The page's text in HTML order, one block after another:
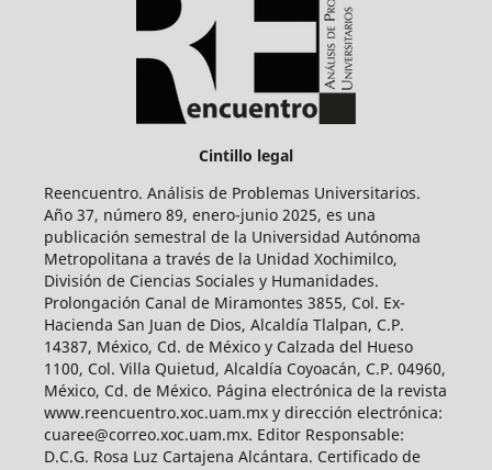
Cintillo legal
Reencuentro. Análisis de Problemas Universitarios.
Año 37, número 89, enero-junio 2025, es una
publicación semestral de la Universidad Autónoma
Metropolitana a través de la Unidad Xochimilco,
División de Ciencias Sociales y Humanidades.
Prolongación Canal de Miramontes 3855, Col. Ex-
Hacienda San Juan de Dios, Alcaldía Tlalpan, C.P.
14387, México, Cd. de México y Calzada del Hueso
1100, Col. Villa Quietud, Alcaldía Coyoacán, C.P. 04960,
México, Cd. de México. Página electrónica de la revista
www.reencuentro.xoc.uam.mx y dirección electrónica:
cuaree@correo.xoc.uam.mx. Editor Responsable:
D.C.G. Rosa Luz Cartajena Alcántara. Certificado de